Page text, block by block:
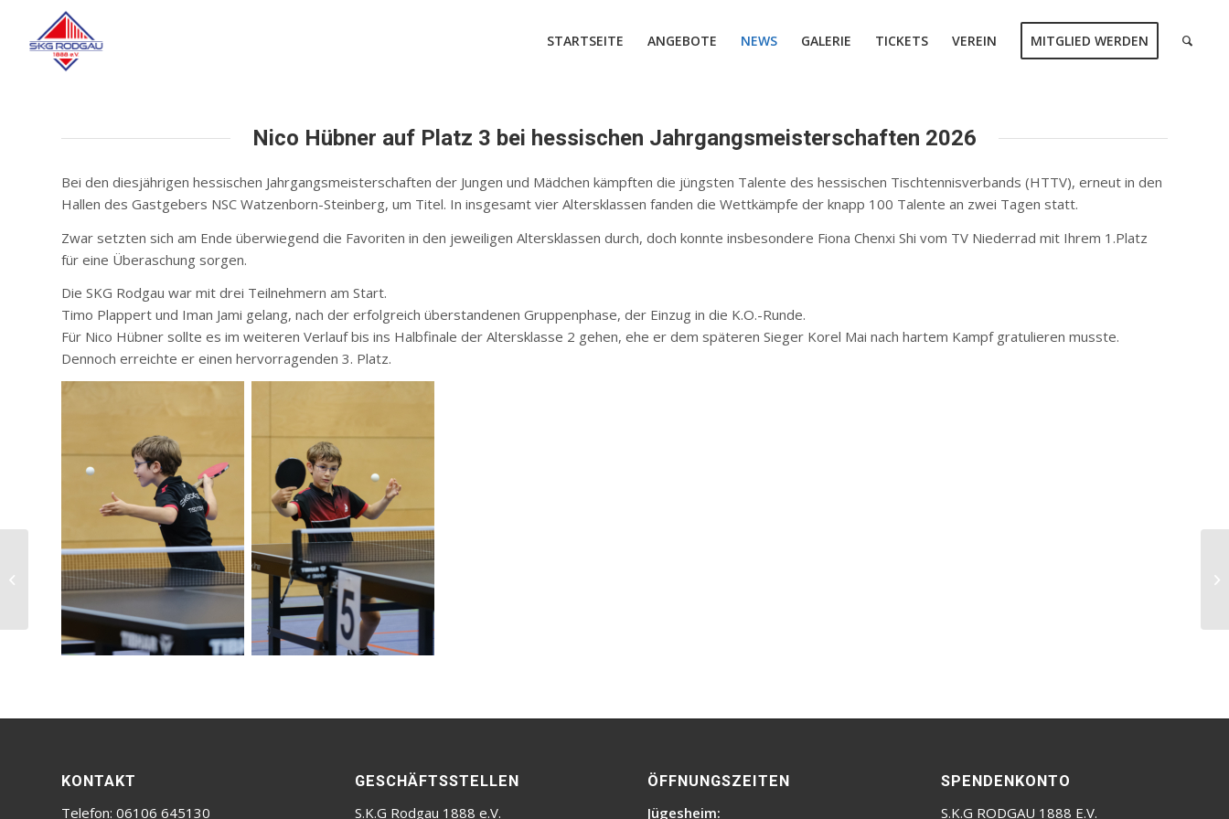
STARTSEITE ANGEBOTE NEWS GALERIE TICKETS VEREIN MITGLIED WERDEN
Nico Hübner auf Platz 3 bei hessischen Jahrgangsmeisterschaften 2026
Bei den diesjährigen hessischen Jahrgangsmeisterschaften der Jungen und Mädchen kämpften die jüngsten Talente des hessischen Tischtennisverbands (HTTV), erneut in den
Hallen des Gastgebers NSC Watzenborn-Steinberg, um Titel. In insgesamt vier Altersklassen fanden die Wettkämpfe der knapp 100 Talente an zwei Tagen statt.
Zwar setzten sich am Ende überwiegend die Favoriten in den jeweiligen Altersklassen durch, doch konnte insbesondere Fiona Chenxi Shi vom TV Niederrad mit Ihrem 1.Platz
für eine Überaschung sorgen.
Die SKG Rodgau war mit drei Teilnehmern am Start.
Timo Plappert und Iman Jami gelang, nach der erfolgreich überstandenen Gruppenphase, der Einzug in die K.O.-Runde.
Für Nico Hübner sollte es im weiteren Verlauf bis ins Halbfinale der Altersklasse 2 gehen, ehe er dem späteren Sieger Korel Mai nach hartem Kampf gratulieren musste.
Dennoch erreichte er einen hervorragenden 3. Platz.
KONTAKT
Telefon: 06106 645130
GESCHÄFTSSTELLEN
S.K.G Rodgau 1888 e.V.
ÖFFNUNGSZEITEN
Jügesheim:
SPENDENKONTO
S.K.G RODGAU 1888 E.V.
kein Kinderturnen in
den Sommerferien